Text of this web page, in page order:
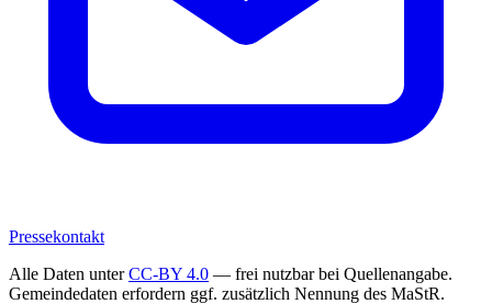
Pressekontakt
Alle Daten unterCC-BY 4.0 — frei nutzbar bei Quellenangabe.
Gemeindedaten erfordern ggf. zusätzlich Nennung des MaStR.